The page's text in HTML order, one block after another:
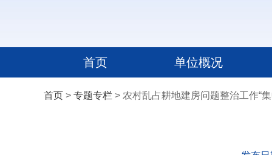
首页 单位概况
首页 > 专题专栏 > 农村乱占耕地建房问题整治工作“